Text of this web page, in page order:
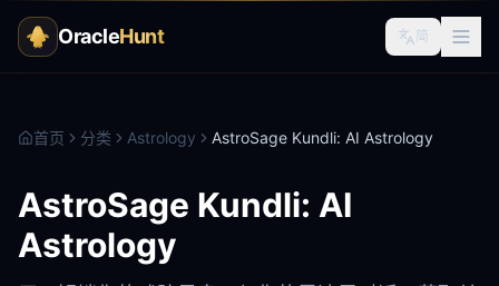
OracleHunt 简
首页 分类 Astrology AstroSage Kundli: AI Astrology
AstroSage Kundli: AI
Astrology